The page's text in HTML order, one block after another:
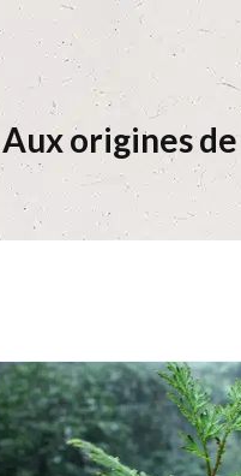
Aux origines